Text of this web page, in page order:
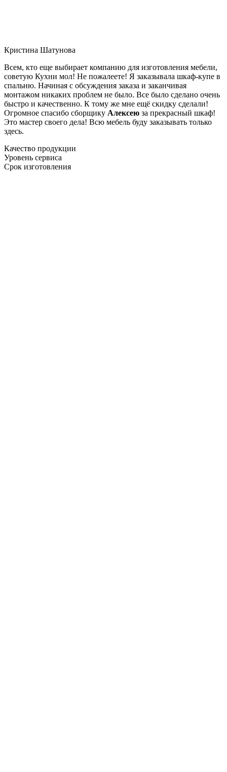
Кристина Шатунова
Всем, кто еще выбирает компанию для изготовления мебели,
советую Кухни мол! Не пожалеете! Я заказывала шкаф-купе в
спальню. Начиная с обсуждения заказа и заканчивая
монтажом никаких проблем не было. Все было сделано очень
быстро и качественно. К тому же мне ещё скидку сделали!
Огромное спасибо сборщику Алексею за прекрасный шкаф!
Это мастер своего дела! Всю мебель буду заказывать только
здесь.
Качество продукции
Уровень сервиса
Срок изготовления